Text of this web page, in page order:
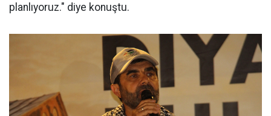
planlıyoruz." diye konuştu.